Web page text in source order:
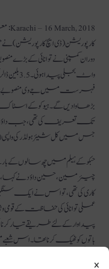
Karachi – 16 March, 2018:
کارپوریشن (ڈی ایچ کارپوریشن)
واٹ بجلی
فہرست میں جے وی منصوبے شامل
تک تعریف کی تھی ، جب داؤد
جس میں کل شیئر ہولڈر کی واپسی 40 فیصد تھی.
حبکو کے ہیلم میں چھ سالوں کے
کاری کی تھی ، تو اس نے ایک سنگین
عملی توانائی کی حفاظت کے قومی
پیداوار کے لئے طریقے تیار
باتوں کو ٹھیک کرنا تھا۔ اس